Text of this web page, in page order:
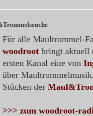
Für alle Maultrommel-
woodroot bringt aktuell
ersten Kanal eine von
über
Stücken der
>>> zum woodroot-